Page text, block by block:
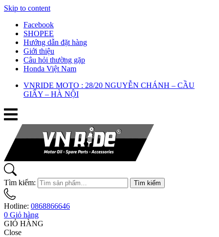
Skip to content
Facebook
SHOPEE
Hướng dẫn đặt hàng
Giới thiệu
Câu hỏi thường gặp
Honda Việt Nam
VNRIDE MOTO : 28/20 NGUYỄN CHÁNH – CẦU
GIẤY – HÀ NỘI
Tìm kiếm: Tìm kiếm
Hotline: 0868866646
0 Giỏ hàng
GIỎ HÀNG
Close